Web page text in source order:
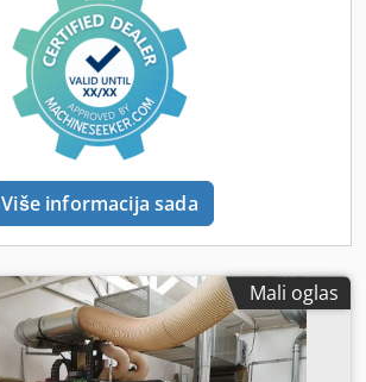
Više informacija sada
Mali oglas